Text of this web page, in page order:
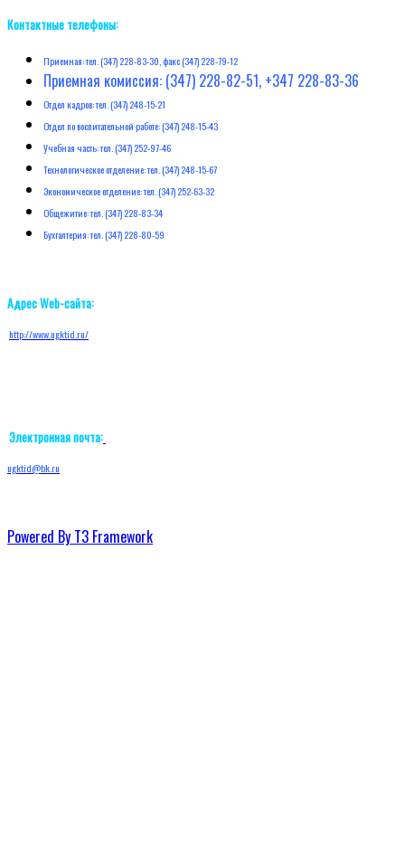
Контактные телефоны:
Приемная: тел. (347) 228-83-30, факс (347) 228-79-12
Приемная комиссия: (347) 228-82-51, +347 228-83-36
Отдел кадров: тел. (347) 248-15-21
Отдел по воспитательной работе: (347) 248-15-43
Учебная часть: тел. (347) 252-97-46
Технологическое отделение: тел. (347) 248-15-67
Экономическое отделение: тел. (347) 252-63-32
Общежитие: тел. (347) 228-83-34
Бухгалтерия: тел. (347) 228-80-59
Адрес Web-сайта:
http://www.ugktid.ru/
Электронная почта:
ugktid@bk.ru
Powered By T3 Framework